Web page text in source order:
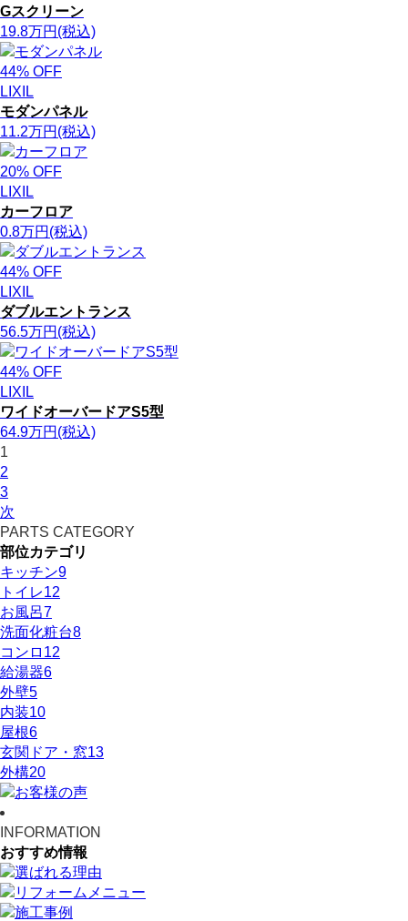
Gスクリーン
19.8万円 (税込)
44% OFF
LIXIL
モダンパネル
11.2万円 (税込)
20% OFF
LIXIL
カーフロア
0.8万円 (税込)
44% OFF
LIXIL
ダブルエントランス
56.5万円 (税込)
44% OFF
LIXIL
ワイドオーバードアS5型
64.9万円 (税込)
1
2
3
次
PARTS CATEGORY
部位カテゴリ
キッチン9
トイレ12
お風呂7
洗面化粧台8
コンロ 12
給湯器6
外壁5
内装10
屋根6
玄関ドア・窓13
外構20
INFORMATION
おすすめ情報